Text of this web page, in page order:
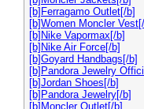
[b]Ferragamo Outlet[/b]
[b]Women Moncler
[b]Nike Vapormax[/b]
[b]Nike Air Force[/b]
[b]Goyard Handbags[/b]
[b]Pandora Jewelry
[b]Jordan Shoes[/b]
[b]Pandora Jewelry[/b]
[b]Moncler Outlet[/b]